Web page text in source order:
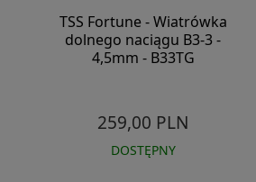
TSS Fortune - Wiatrówka
dolnego naciągu B3-3 -
4,5mm - B33TG
259,00 PLN
DOSTĘPNY